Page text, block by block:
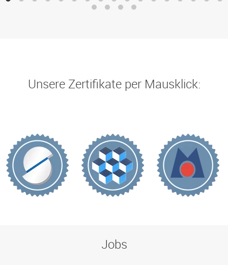
Unsere Zertifikate per Mausklick:
Jobs